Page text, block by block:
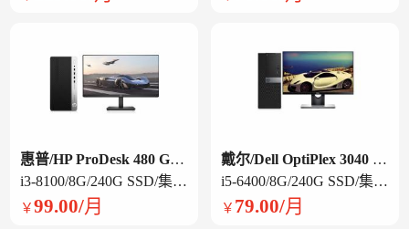
惠普/HP ProDesk 480 G6 台式电脑
i3-8100/8G/240G SSD/集显/21.5英寸显示器
￥99.00/月
戴尔/Dell OptiPlex 3040 台式电脑
i5-6400/8G/240G SSD/集显/21.5英寸显示器
￥ 79.00/月